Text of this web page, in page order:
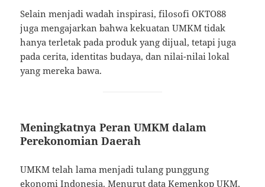
Selain menjadi wadah inspirasi, filosofi OKTO88
juga mengajarkan bahwa kekuatan UMKM tidak
hanya terletak pada produk yang dijual, tetapi juga
pada cerita, identitas budaya, dan nilai-nilai lokal
yang mereka bawa.
Meningkatnya Peran UMKM dalam
Perekonomian Daerah
UMKM telah lama menjadi tulang punggung
ekonomi Indonesia. Menurut data Kemenkop UKM,